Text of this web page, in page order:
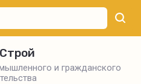
и гражданского